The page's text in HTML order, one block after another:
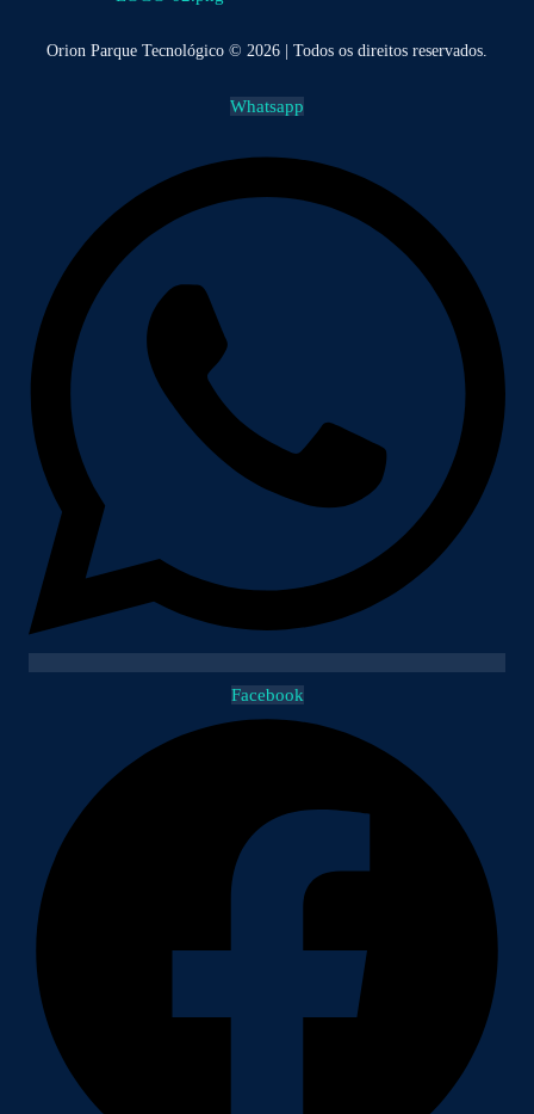
Orion Parque Tecnológico © 2026 | Todos os direitos reservados.
Whatsapp
Facebook